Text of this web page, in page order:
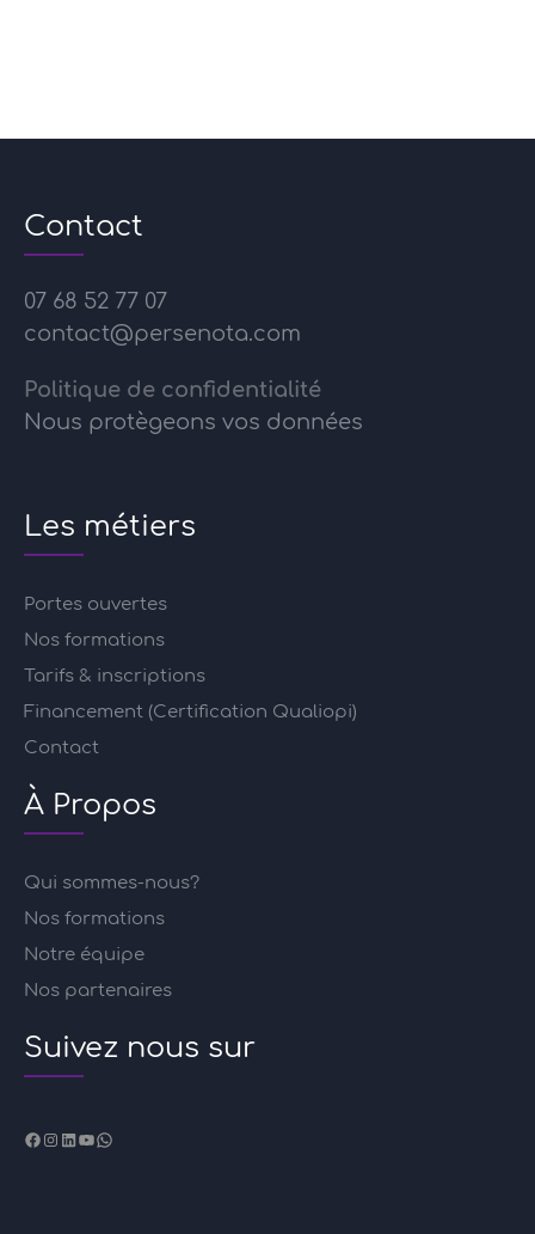
Contact
07 68 52 77 07
contact@persenota.com
Politique de confidentialité
Nous protègeons vos données
Les métiers
Portes ouvertes
Nos formations
Tarifs & inscriptions
Financement (Certification Qualiopi)
Contact
À Propos
Qui sommes-nous?
Nos formations
Notre équipe
Nos partenaires
Suivez nous sur
Facebook
Instagram
LinkedIn
YouTube
WhatsApp